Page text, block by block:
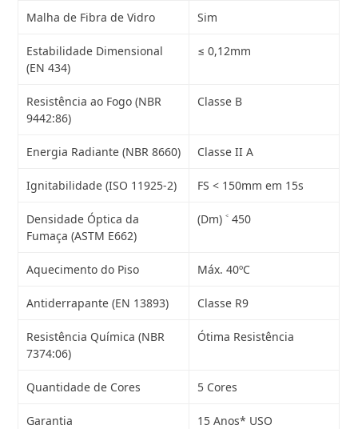
Malha de Fibra de Vidro Sim
Estabilidade Dimensional
(EN 434)
≤ 0,12mm
Resistência ao Fogo (NBR
9442:86)
Classe B
Energia Radiante (NBR 8660) Classe II A
Ignitabilidade (ISO 11925-2) FS < 150mm em 15s
Densidade Óptica da
Fumaça (ASTM E662)
(Dm) ˂ 450
Aquecimento do Piso Máx. 40ºC
Antiderrapante (EN 13893) Classe R9
Resistência Química (NBR
7374:06)
Ótima Resistência
Quantidade de Cores 5 Cores
Garantia
15 Anos* USO